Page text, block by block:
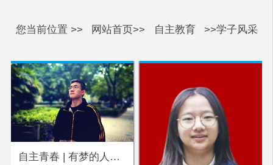
您当前位置 >> 网站首页>> 自主教育 >>学子风采
自主青春 | 有梦的人总